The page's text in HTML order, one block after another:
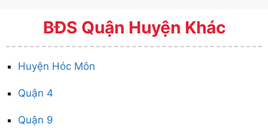
BĐS Quận Huyện Khác
Huyện Hóc Môn
Quận 4
Quận 9